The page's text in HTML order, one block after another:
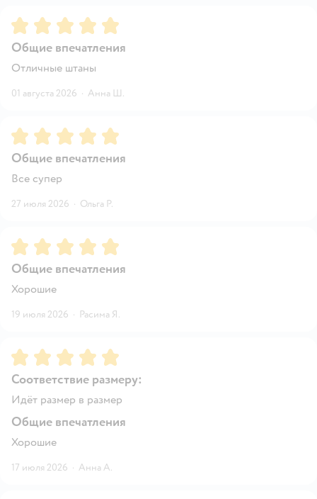
Рейтинг:5
Общие впечатления
Отличные штаны
01 августа 2026 · Анна Ш.
Рейтинг:5
Общие впечатления
Все супер
27 июля 2026 · Ольга Р.
Рейтинг:5
Общие впечатления
Хорошие
19 июля 2026 · Расима Я.
Рейтинг:5
Соответствие размеру:
Идёт размер в размер
Общие впечатления
Хорошие
17 июля 2026 · Анна А.